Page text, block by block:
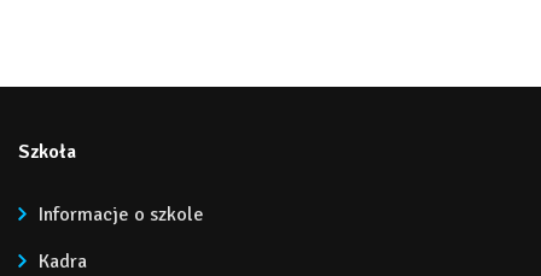
Szkoła
Informacje o szkole
Kadra